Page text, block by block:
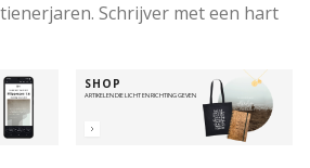
Schrijver met een hart
– en voor wandelingen in
Altijd onderweg met de
om Zijn hart zichtbaar te
SHOP
ARTIKELEN DIE LICHT EN RICHTING GEVEN